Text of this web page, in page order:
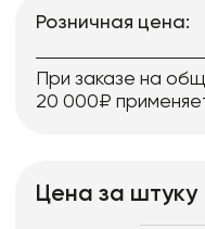
Розничная цена:
При заказе на
20 000₽
Цена за штуку